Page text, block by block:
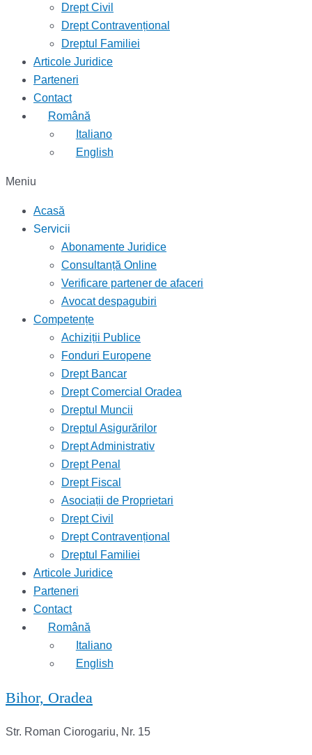
Drept Civil
Drept Contravențional
Dreptul Familiei
Articole Juridice
Parteneri
Contact
Română
Italiano
English
Meniu
Acasă
Servicii
Abonamente Juridice
Consultanță Online
Verificare partener de afaceri
Avocat despagubiri
Competențe
Achiziții Publice
Fonduri Europene
Drept Bancar
Drept Comercial Oradea
Dreptul Muncii
Dreptul Asigurărilor
Drept Administrativ
Drept Penal
Drept Fiscal
Asociații de Proprietari
Drept Civil
Drept Contravențional
Dreptul Familiei
Articole Juridice
Parteneri
Contact
Română
Italiano
English
Bihor, Oradea
Str. Roman Ciorogariu, Nr. 15